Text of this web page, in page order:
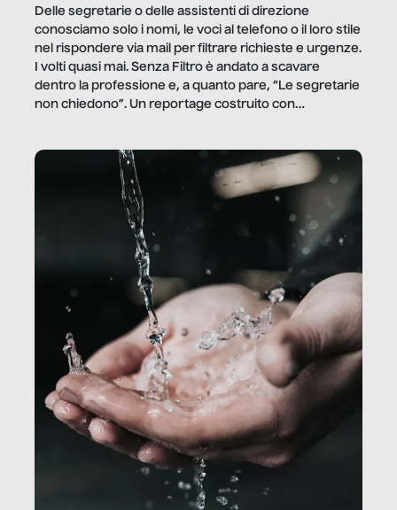
Delle segretarie o delle assistenti di direzione
conosciamo solo i nomi, le voci al telefono o il loro stile
nel rispondere via mail per filtrare richieste e urgenze.
I volti quasi mai. Senza Filtro è andato a scavare
dentro la professione e, a quanto pare, “Le segretarie
non chiedono”. Un reportage costruito con